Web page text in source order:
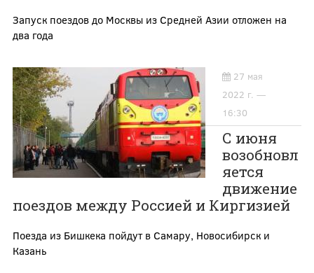
Запуск поездов до Москвы из Средней Азии отложен на
два года
27 мая
2022 г. —
16:30
С июня
возобновл
яется
движение
поездов между Россией и Киргизией
Поезда из Бишкека пойдут в Самару, Новосибирск и
Казань